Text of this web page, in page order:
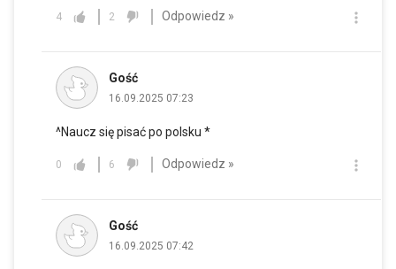
4 2 Odpowiedz »
Gość
16.09.2025 07:23
^Naucz się pisać po polsku *
0 6 Odpowiedz »
Gość
16.09.2025 07:42